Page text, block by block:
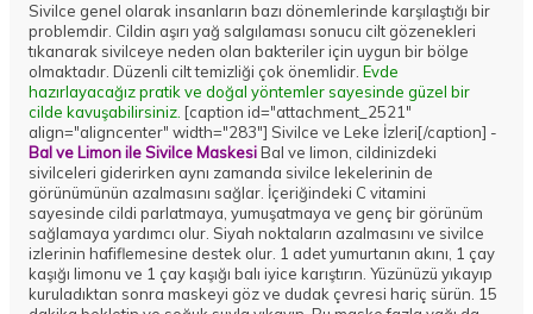
Sivilce genel olarak insanların bazı dönemlerinde karşılaştığı bir
problemdir. Cildin aşırı yağ salgılaması sonucu cilt gözenekleri
tıkanarak sivilceye neden olan bakteriler için uygun bir bölge
olmaktadır. Düzenli cilt temizliği çok önemlidir. Evde
hazırlayacağız pratik ve doğal yöntemler sayesinde güzel bir
cilde kavuşabilirsiniz. [caption id="attachment_2521"
align="aligncenter" width="283"] Sivilce ve Leke İzleri[/caption] -
Bal ve Limon ile Sivilce MaskesiBal ve limon, cildinizdeki
sivilceleri giderirken aynı zamanda sivilce lekelerinin de
görünümünün azalmasını sağlar. İçeriğindeki C vitamini
sayesinde cildi parlatmaya, yumuşatmaya ve genç bir görünüm
sağlamaya yardımcı olur. Siyah noktaların azalmasını ve sivilce
izlerinin hafiflemesine destek olur. 1 adet yumurtanın akını, 1 çay
kaşığı limonu ve 1 çay kaşığı balı iyice karıştırın. Yüzünüzü yıkayıp
kuruladıktan sonra maskeyi göz ve dudak çevresi hariç sürün. 15